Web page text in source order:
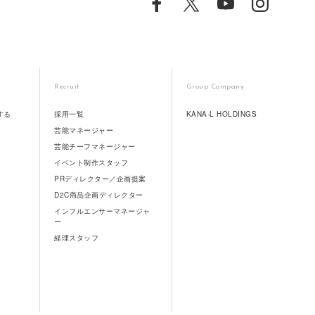
る
Recruit
採用一覧
芸能マネージャー
芸能チーフマネージャー
イベント制作スタッフ
PRディレクター／企画提案
D2C商品企画ディレクター
インフルエンサーマネージャ
ー
経理スタッフ
Group Company
KANA-L HOLDINGS